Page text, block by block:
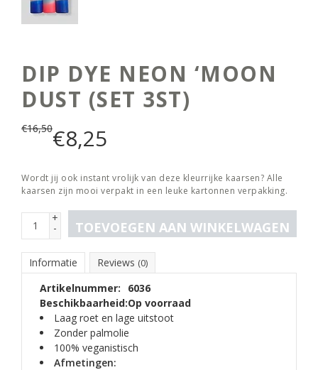
DIP DYE NEON ‘MOON
DUST (SET 3ST)
€16,50€8,25
Wordt jij ook instant vrolijk van deze kleurrijke kaarsen? Alle
kaarsen zijn mooi verpakt in een leuke kartonnen verpakking.
+
- TOEVOEGEN AAN WINKELWAGEN
Informatie Reviews (0)
Artikelnummer:
6036
Beschikbaarheid:Op voorraad
Laag roet en lage uitstoot
Zonder palmolie
100% veganistisch
Afmetingen: